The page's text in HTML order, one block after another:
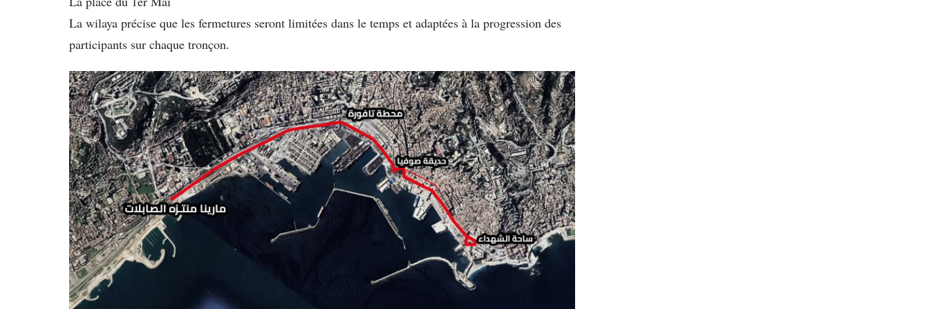
La wilaya précise que les fermetures seront limitées dans le temps et adaptées à la progression des
participants sur chaque tronçon.